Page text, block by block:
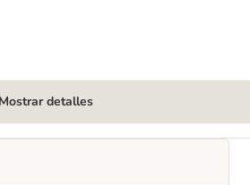
Mostrar detalles